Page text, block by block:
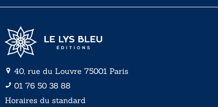
40, rue du Louvre 75001 Paris
01 76 50 38 88
Horaires du standard